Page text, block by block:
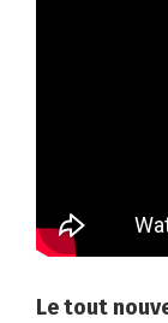
Le tout